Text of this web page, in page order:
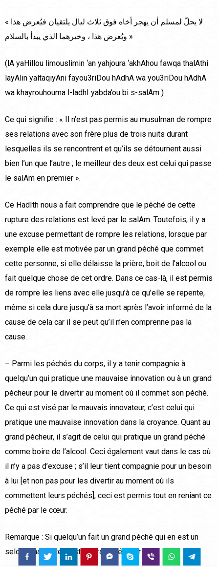
« لا يحلّ لمسلم أن يهجر أخاه فوق ثلاث ليال يلتقيان فيُعرض هذا
ويُعرض هذا ، وخيرهما الذي يبدأ بالسلام »
(lA yaHillou limouslimin ‘an yahjoura ‘akhAhou fawqa thalAthi
layAlin yaltaqiyAni fayou3riDou hAdhA wa you3riDou hAdhA
wa khayrouhouma l-ladhI yabda’ou bi s-salAm )
Ce qui signifie : « Il n’est pas permis au musulman de rompre
ses relations avec son frère plus de trois nuits durant
lesquelles ils se rencontrent et qu’ils se détournent aussi
bien l’un que l’autre ; le meilleur des deux est celui qui passe
le salAm en premier ».
Ce HadIth nous a fait comprendre que le péché de cette
rupture des relations est levé par le salAm. Toutefois, il y a
une excuse permettant de rompre les relations, lorsque par
exemple elle est motivée par un grand péché que commet
cette personne, si elle délaisse la prière, boit de l’alcool ou
fait quelque chose de cet ordre. Dans ce cas-là, il est permis
de rompre les liens avec elle jusqu’à ce qu’elle se repente,
même si cela dure jusqu’à sa mort après l’avoir informé de la
cause de cela car il se peut qu’il n’en comprenne pas la
cause.
– Parmi les péchés du corps, il y a tenir compagnie à
quelqu’un qui pratique une mauvaise innovation ou à un grand
pécheur pour le divertir au moment où il commet son péché.
Ce qui est visé par le mauvais innovateur, c’est celui qui
pratique une mauvaise innovation dans la croyance. Quant au
grand pécheur, il s’agit de celui qui pratique un grand péché
comme boire de l’alcool. Ceci également vaut dans le cas où
il n’y a pas d’excuse ; s’il leur tient compagnie pour un besoin
à lui [et non pas pour les divertir au moment où ils
commettent leurs péchés], ceci est permis tout en reniant ce
péché par le cœur.
Remarque : Si quelqu’un fait un grand péché qui en est un
selon l’unanimité c’est un grand pécheur.